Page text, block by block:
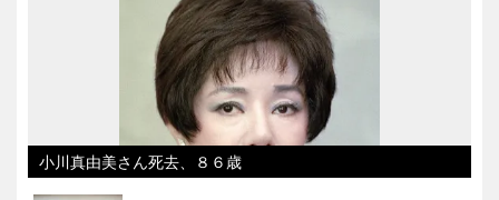
小川真由美さん死去、８６歳